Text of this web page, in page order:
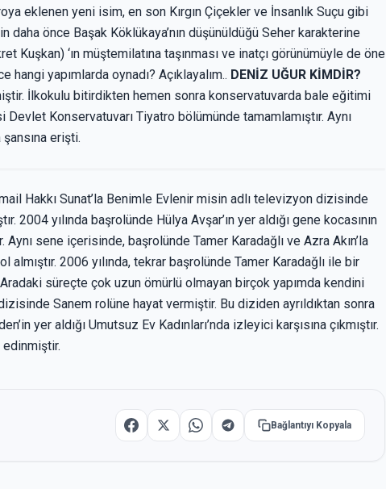
eklenen yeni isim, en son Kırgın Çiçekler ve İnsanlık Suçu gibi
önce Başak Köklükaya’nın düşünüldüğü Seher karakterine
Kuşkan) ‘ın müştemilatına taşınması ve inatçı görünümüyle de öne
yapımlarda oynadı? Açıklayalım.. DENİZ UĞUR KİMDİR?
İlkokulu bitirdikten hemen sonra konservatuvarda bale eğitimi
Konservatuvarı Tiyatro bölümünde tamamlamıştır. Aynı
erişti.
Hakkı Sunat’la Benimle Evlenir misin adlı televizyon dizisinde
2004 yılında başrolünde Hülya Avşar’ın yer aldığı gene kocasının
sene içerisinde, başrolünde Tamer Karadağlı ve Azra Akın’la
almıştır. 2006 yılında, tekrar başrolünde Tamer Karadağlı ile bir
süreçte çok uzun ömürlü olmayan birçok yapımda kendini
Sanem rolüne hayat vermiştir. Bu diziden ayrıldıktan sonra
yer aldığı Umutsuz Ev Kadınları’nda izleyici karşısına çıkmıştır.
edinmiştir.
Bağlantıyı Kopyala